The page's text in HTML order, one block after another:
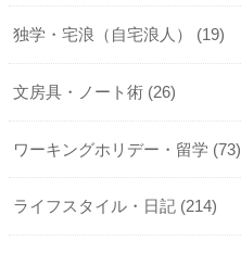
独学・宅浪（自宅浪人） (19)
文房具・ノート術 (26)
ワーキングホリデー・留学 (73)
ライフスタイル・日記 (214)